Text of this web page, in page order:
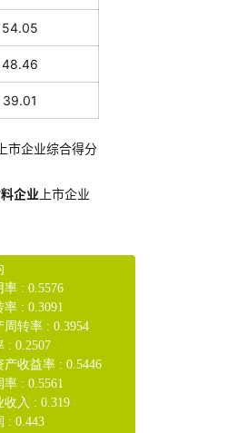
54.05
48.46
39.01
市企业综合得分
企业 上市企业
率 : 0.5576
: 0.3091
周转率 : 0.3954
: 0.2507
产收益率 : 0.5446
: 0.5561
收入 : 0.319
: 0.443